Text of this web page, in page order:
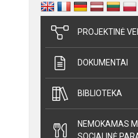
PROJEKTINĖ
DOKUMENTAI
BIBLIOTEKA
NEMOKAMAS